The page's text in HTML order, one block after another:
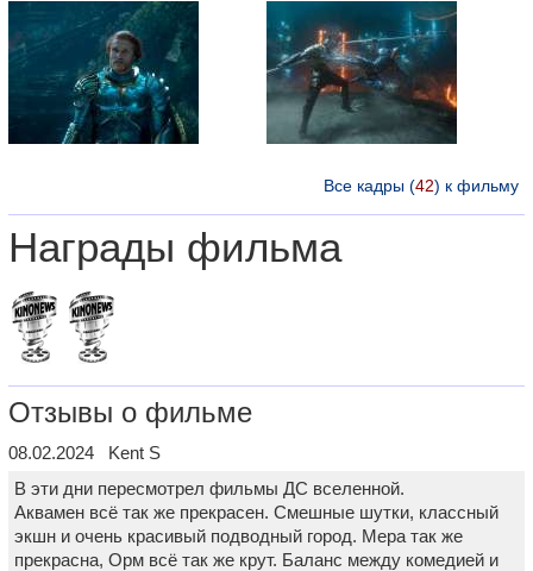
Все кадры (42) к фильму
Награды фильма
Отзывы о фильме
08.02.2024 Kent S
В эти дни пересмотрел фильмы ДС вселенной.
Аквамен всё так же прекрасен. Смешные шутки, классный
экшн и очень красивый подводный город. Мера так же
прекрасна, Орм всё так же крут. Баланс между комедией и